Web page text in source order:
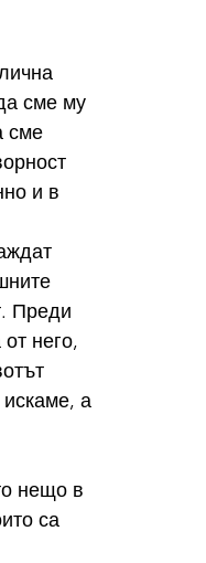
сме му
сме
и в
Преди
него,
а
нещо в
са